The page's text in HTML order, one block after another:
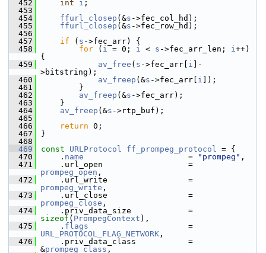
  452
int i ;
  453
  454
ffurl_closep (&s ->fec_col_hd);
  455
ffurl_closep (&s ->fec_row_hd);
  456
  457
if ( s ->fec_arr) {
  458
for ( i = 0; i < s ->fec_arr_len; i++)
{
  459
av_free ( s ->fec_arr[ i ]-
>bitstring);
  460
av_freep (&s ->fec_arr[ i ]);
  461
}
  462
av_freep (&s ->fec_arr);
  463
}
  464
av_freep (&s ->rtp_buf);
  465
  466
return 0;
  467
}
  468
  469
const URLProtocol ff_prompeg_protocol = {
  470
. name
                      =
"prompeg" ,
  471
prompeg_open ,
  472
prompeg_write ,
  473
prompeg_close ,
  474
sizeof ( PrompegContext ),
  475
. flags
URL_PROTOCOL_FLAG_NETWORK ,
  476
.priv_data_class           =
&prompeg_class ,